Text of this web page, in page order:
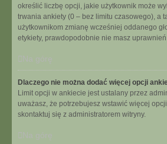
określić liczbę opcji, jakie użytkownik może
trwania ankiety (0 – bez limitu czasowego), a
użytkownikom zmianę wcześniej oddanego
etykiety, prawdopodobnie nie masz
Na górę
Dlaczego nie można dodać więcej opcji
Limit opcji w ankiecie jest ustalany przez
uważasz, że potrzebujesz wstawić więcej
skontaktuj się z administratorem witryny.
Na górę